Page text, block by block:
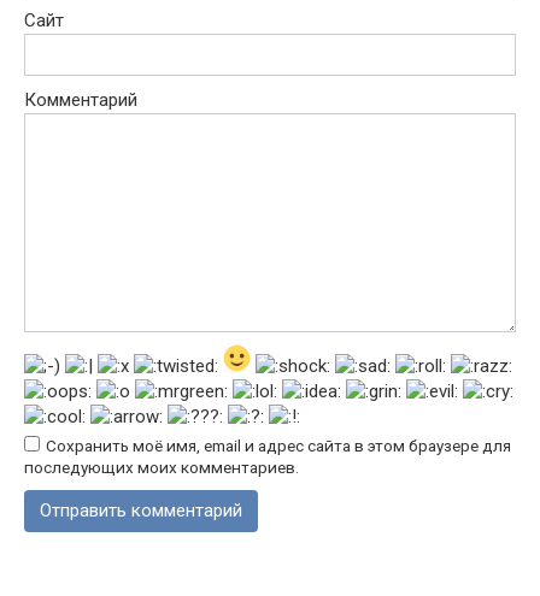
Сайт
Комментарий
Сохранить моё имя, email и адрес сайта в этом браузере для
последующих моих комментариев.